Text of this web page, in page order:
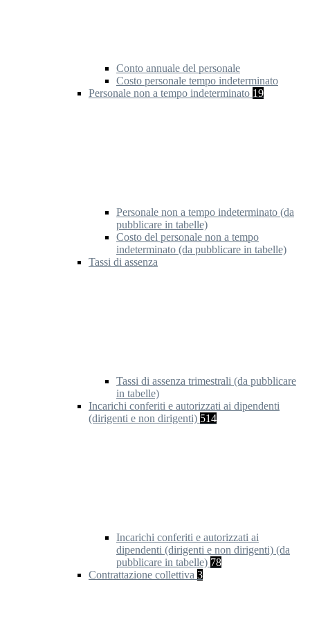
Conto annuale del personale
Costo personale tempo indeterminato
Personale non a tempo indeterminato 19
Personale non a tempo indeterminato (da
pubblicare in tabelle)
Costo del personale non a tempo
indeterminato (da pubblicare in tabelle)
Tassi di assenza
Tassi di assenza trimestrali (da pubblicare
in tabelle)
Incarichi conferiti e autorizzati ai dipendenti
(dirigenti e non dirigenti) 514
Incarichi conferiti e autorizzati ai
dipendenti (dirigenti e non dirigenti) (da
pubblicare in tabelle) 78
Contrattazione collettiva 3